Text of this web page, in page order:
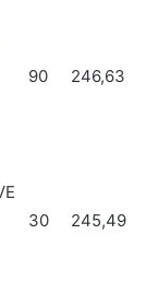
90 246,63
30 245,49